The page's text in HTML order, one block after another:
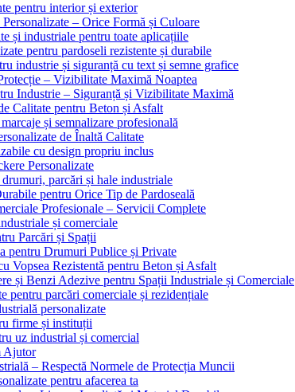
pentru interior și exterior
– Orice Formă și Culoare
și industriale pentru toate aplicațiile
pentru pardoseli rezistente și durabile
industrie și siguranță cu text și semne grafice
– Vizibilitate Maximă Noaptea
Industrie – Siguranță și Vizibilitate Maximă
Calitate pentru Beton și Asfalt
și semnalizare profesională
de Înaltă Calitate
cu design propriu inclus
Personalizate
parcări și hale industriale
pentru Orice Tip de Pardoseală
Profesionale – Servicii Complete
și comerciale
Parcări și Spații
pentru Drumuri Publice și Private
Vopsea Rezistentă pentru Beton și Asfalt
și Benzi Adezive pentru Spații Industriale și Comerciale
pentru parcări comerciale și rezidențiale
personalizate
firme și instituții
uz industrial și comercial
Ajutor
– Respectă Normele de Protecția Muncii
pentru afacerea ta